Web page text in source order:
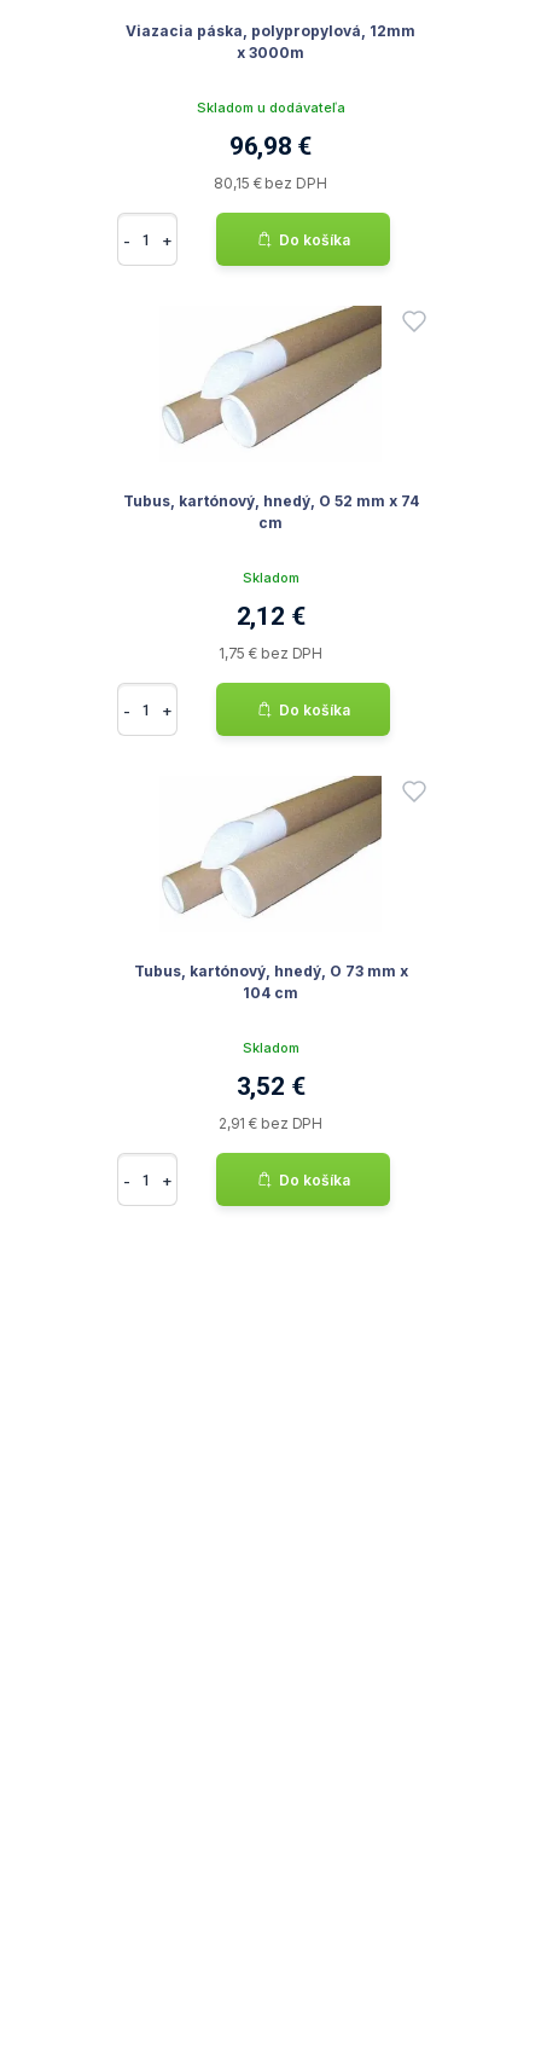
Viazacia páska, polypropylová, 12mm
x 3000m
Skladom u dodávateľa
96,98 €
80,15 € bez DPH
- + Do košíka
Tubus, kartónový, hnedý, O 52 mm x 74
cm
Skladom
2,12 €
1,75 € bez DPH
- + Do košíka
Tubus, kartónový, hnedý, O 73 mm x
104 cm
Skladom
3,52 €
2,91 € bez DPH
- + Do košíka